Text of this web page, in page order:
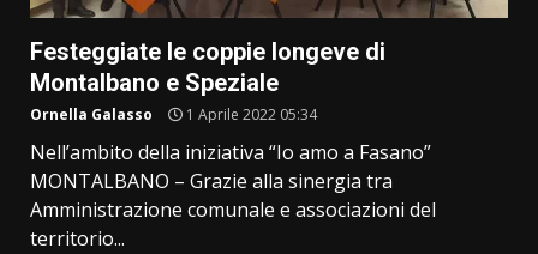
Festeggiate le coppie longeve di
Montalbano e Speziale
Ornella Galasso 1 Aprile 2022 05:34
Nell’ambito della iniziativa “Io amo a Fasano”
MONTALBANO – Grazie alla sinergia tra
Amministrazione comunale e associazioni del
territorio...